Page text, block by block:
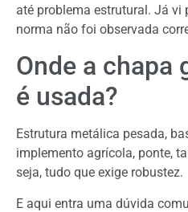
até problema estrutural. Já vi
norma não foi observada
Onde a chapa
é usada?
Estrutura metálica pesada,
implemento agrícola, ponte,
seja, tudo que exige robustez.
E aqui entra uma dúvida